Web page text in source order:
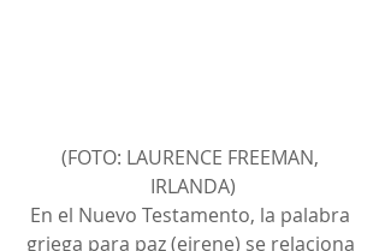
(FOTO: LAURENCE FREEMAN,
IRLANDA)
En el Nuevo Testamento, la palabra
griega para paz (eirene) se relaciona